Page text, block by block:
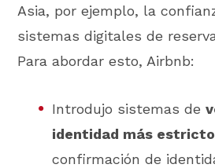
Asia, por ejemplo, la
sistemas digitales de
Para abordar esto, Airbnb:
Introdujo sistemas de
identidad más
confirmación de